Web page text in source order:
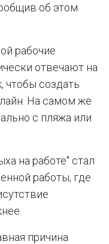
об этом
рабочие
отвечают на
чтобы создать
На самом же
с пляжа или
на работе" стал
работы, где
причина